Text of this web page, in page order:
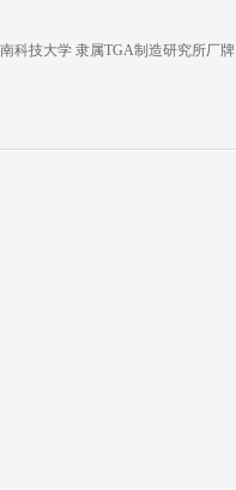
科技大学 隶属TGA制造研究所厂牌